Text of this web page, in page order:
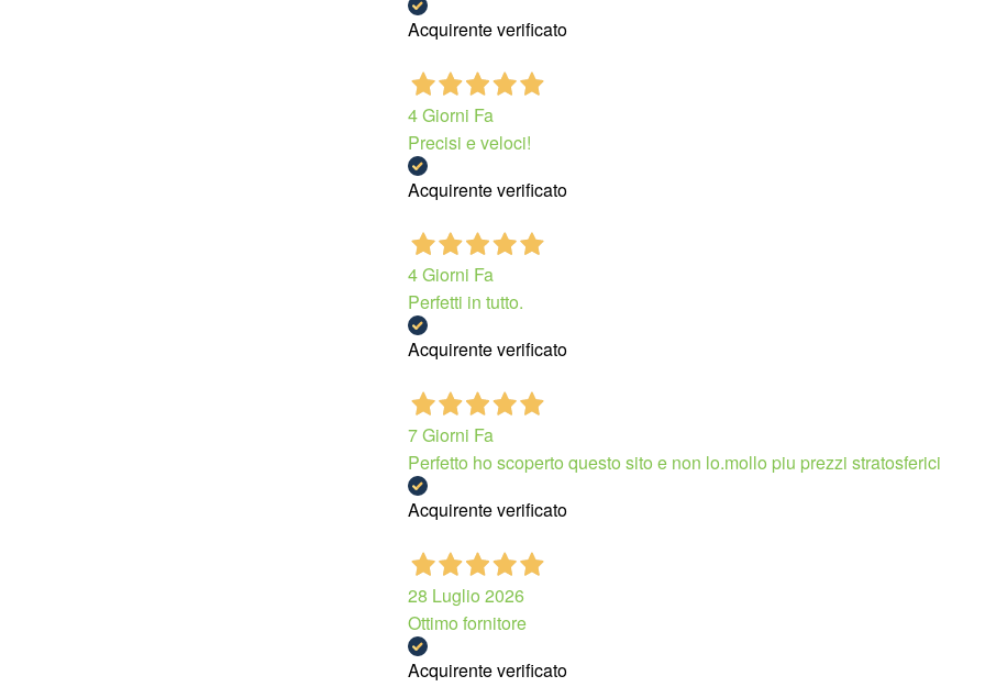
Acquirente verificato
4 Giorni Fa
Precisi e veloci!
Acquirente verificato
4 Giorni Fa
Perfetti in tutto.
Acquirente verificato
7 Giorni Fa
Perfetto ho scoperto questo sito e non lo.mollo piu prezzi stratosferici
Acquirente verificato
28 Luglio 2026
Ottimo fornitore
Acquirente verificato